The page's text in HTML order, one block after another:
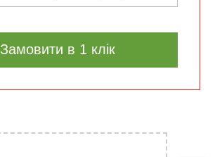
Замовити в 1 клік